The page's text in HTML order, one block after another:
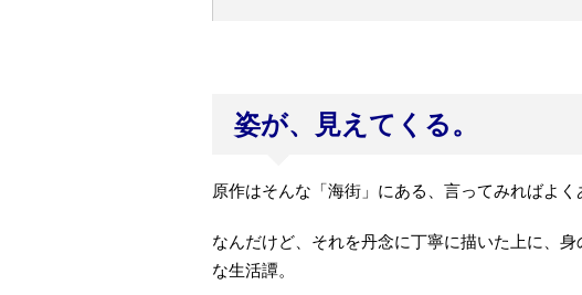
姿が、見えてくる。
原作はそんな「海街」にある、言ってみればよく
なんだけど、それを丹念に丁寧に描いた上に、
な生活譚。